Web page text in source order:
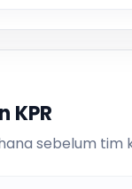
KPR
sebelum tim